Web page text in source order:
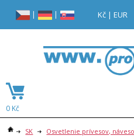
SK
Osvetlenie prívesov,
Kč |EUR
| |
0 Kč